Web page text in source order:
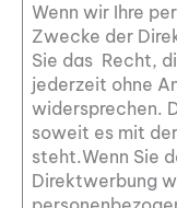
Wenn wir Ihre
Zwecke der
Sie das Recht,
jederzeit ohne
widersprechen.
soweit es mit
steht.Wenn Sie
Direktwerbung